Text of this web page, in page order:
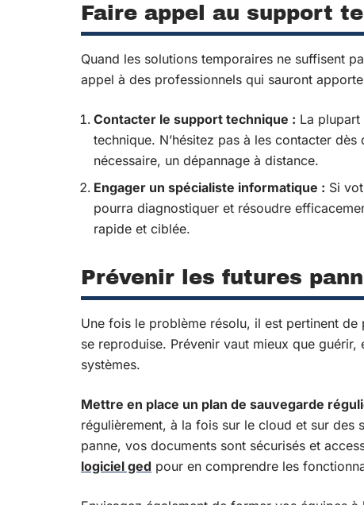
Faire appel au support
Quand les solutions temporaires ne suffisent
appel à des professionnels qui sauront
Contacter le support technique : La plupart
technique. N’hésitez pas à les contacter
nécessaire, un dépannage à distance.
Engager un spécialiste informatique : Si
pourra diagnostiquer et résoudre
rapide et ciblée.
Prévenir les futures
Une fois le problème résolu, il est pertinent de
se reproduise. Prévenir vaut mieux que
systèmes.
Mettre en place un plan de sauvegarde
régulièrement, à la fois sur le cloud et sur des
panne, vos documents sont sécurisés et
logiciel ged pour en comprendre les